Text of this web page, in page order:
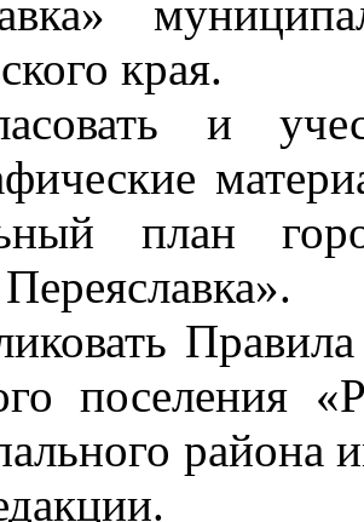
края.
и
план
поселения
района